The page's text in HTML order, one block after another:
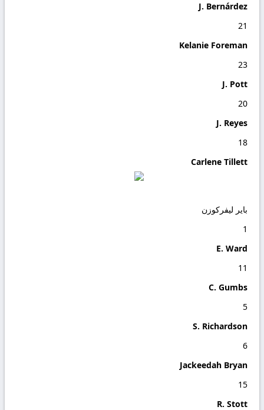
J. Bernárdez
21
Kelanie Foreman
23
J. Pott
20
J. Reyes
18
Carlene Tillett
باير ليفركوزن
1
E. Ward
11
C. Gumbs
5
S. Richardson
6
Jackeedah Bryan
15
R. Stott